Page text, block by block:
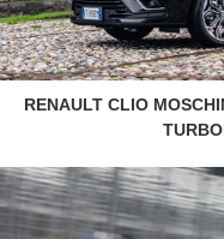
RENAULT CLIO